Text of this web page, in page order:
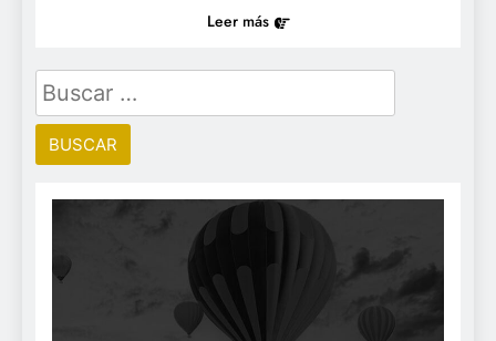
Leer más
Buscar: